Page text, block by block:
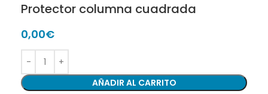
Protector columna cuadrada
0,00€
AÑADIR AL CARRITO